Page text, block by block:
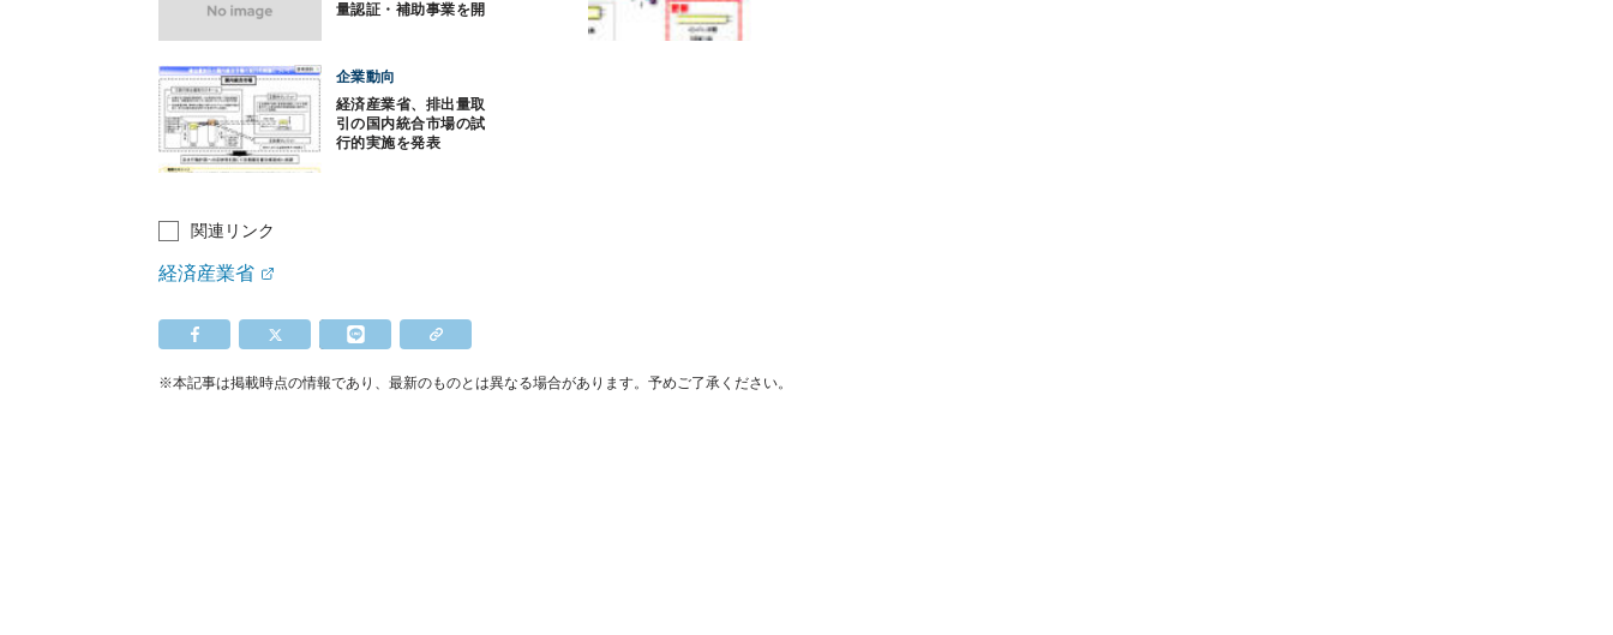
量認証・補助事業を開
企業動向
経済産業省、排出量取
引の国内統合市場の試
行的実施を発表
関連リンク
経済産業省
※本記事は掲載時点の情報であり、最新のものとは異なる場合があります。予めご了承ください。